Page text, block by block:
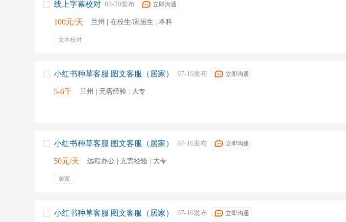
线上字幕校对 03-20发布 立即沟通
100元/天 兰州 | 在校生/应届生 | 本科
文本校对
小红书种草客服 图文客服（居家） 07-16发布 立即沟通
5-6千 兰州 | 无需经验 | 大专
小红书种草客服 图文客服（居家） 07-16发布 立即沟通
50元/天 远程办公 | 无需经验 | 大专
居家
小红书种草客服 图文客服（居家） 07-16发布 立即沟通